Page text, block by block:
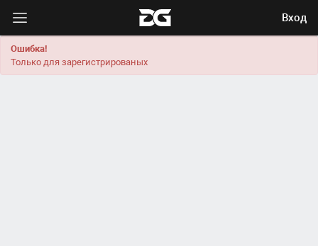
Вход
Ошибка!
Только для зарегистрированых